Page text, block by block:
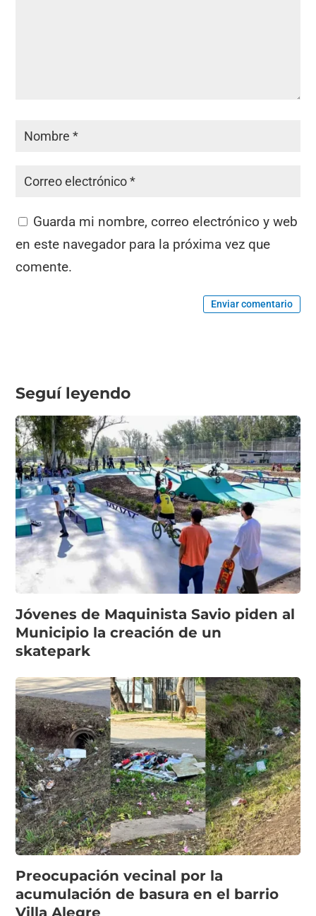
Guarda mi nombre, correo electrónico y web
en este navegador para la próxima vez que
comente.
Enviar comentario
Seguí leyendo
Jóvenes de Maquinista Savio piden al
Municipio la creación de un
skatepark
Preocupación vecinal por la
acumulación de basura en el barrio
Villa Alegre